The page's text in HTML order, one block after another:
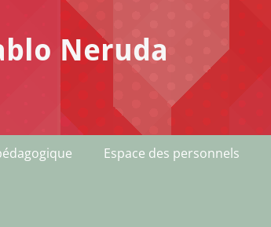
Neruda
Espace des personnels